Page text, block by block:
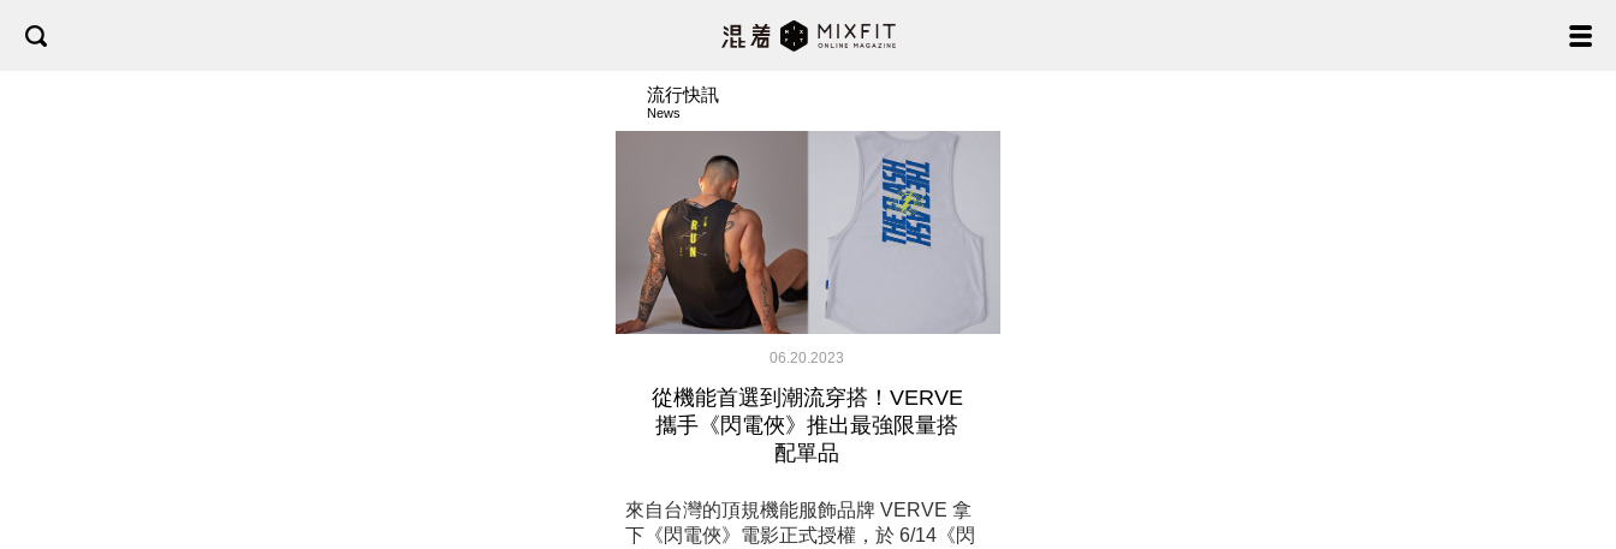
流行快訊
News
06.20.2023
從機能首選到潮流穿搭！VERVE
攜手《閃電俠》推出最強限量搭
配單品
來自台灣的頂規機能服飾品牌 VERVE 拿
下《閃電俠》電影正式授權，於 6/14《閃